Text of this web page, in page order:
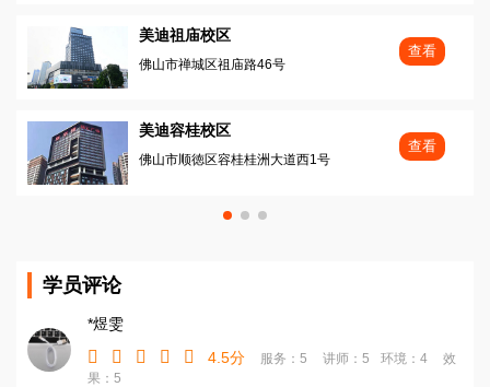
美迪祖庙校区
佛山市禅城区祖庙路46号
查看
美迪容桂校区
佛山市顺徳区容桂桂洲大道西1号
查看
学员评论
*煜雯
4.5分
服务：5 讲师：5 环境：4
效
果：5